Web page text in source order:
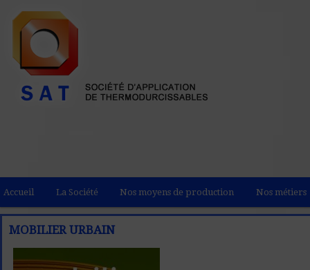
Accueil La Société Nos moyens de production Nos métiers
MOBILIER URBAIN